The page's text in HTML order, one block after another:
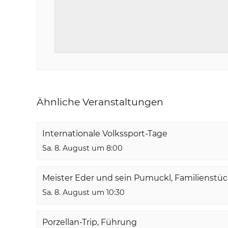
Ähnliche Veranstaltungen
Internationale Volkssport-Tage
Sa. 8. August um 8:00
Meister Eder und sein Pumuckl,
Sa. 8. August um 10:30
Porzellan-Trip, Führung